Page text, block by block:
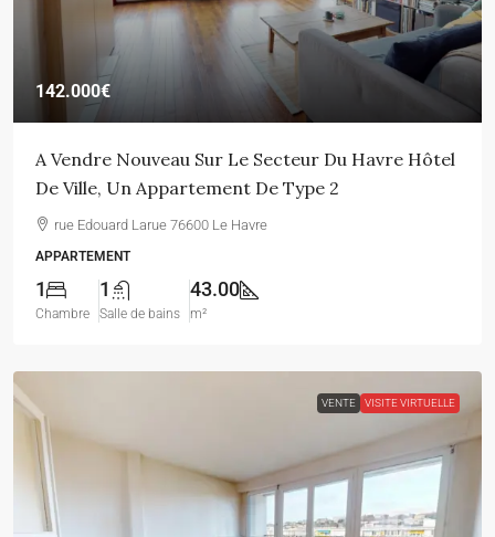
142.000€
A Vendre Nouveau Sur Le Secteur Du Havre Hôtel
De Ville, Un Appartement De Type 2
rue Edouard Larue 76600 Le Havre
APPARTEMENT
1
Chambre
1
Salle de bains
43.00
m²
VENTE VISITE VIRTUELLE